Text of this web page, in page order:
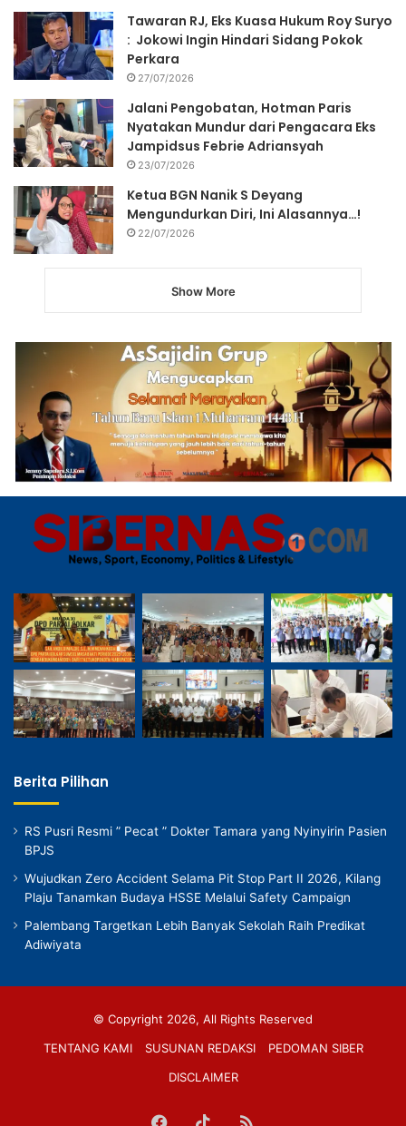
Tawaran RJ, Eks Kuasa Hukum Roy Suryo
: Jokowi Ingin Hindari Sidang Pokok
Perkara
27/07/2026
Jalani Pengobatan, Hotman Paris
Nyatakan Mundur dari Pengacara Eks
Jampidsus Febrie Adriansyah
23/07/2026
Ketua BGN Nanik S Deyang
Mengundurkan Diri, Ini Alasannya…!
22/07/2026
Show More
Berita Pilihan
RS Pusri Resmi ” Pecat ” Dokter Tamara yang Nyinyirin Pasien
BPJS
Wujudkan Zero Accident Selama Pit Stop Part II 2026, Kilang
Plaju Tanamkan Budaya HSSE Melalui Safety Campaign
Palembang Targetkan Lebih Banyak Sekolah Raih Predikat
Adiwiyata
© Copyright 2026, All Rights Reserved
TENTANG KAMI
SUSUNAN REDAKSI
PEDOMAN SIBER
DISCLAIMER
Facebook
TikTokRSS